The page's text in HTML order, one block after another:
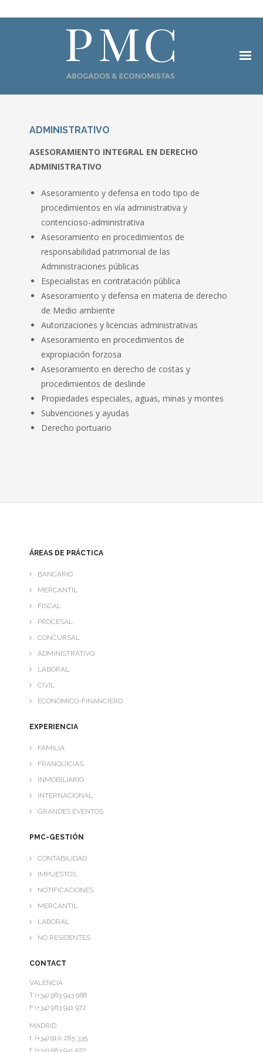
EQUIPO
- MERCANTIL
- FISCAL
- PROCESAL
- CONCURSAL
- ADMINISTRATIVO
- LABORAL
- CIVIL
- ECONÓMICO-FINANCIERO
EXPERIENCIA
- GRANDES EVENTOS
PMC-GESTIÓN
- IMPUESTOS
- NOTIFICACIONES
- LABORAL
- NO RESIDENTES
CONTACTO
TRABAJA CON NOSOTROS
ADMINISTRATIVO
ASESORAMIENTO INTEGRAL EN DERECHO
ADMINISTRATIVO
Asesoramiento y defensa en todo tipo de
procedimientos en vía administrativa y
contencioso-administrativa
Asesoramiento en procedimientos de
responsabilidad patrimonial de las
Administraciones públicas
Especialistas en contratación pública
Asesoramiento y defensa en materia de derecho
de Medio ambiente
Autorizaciones y licencias administrativas
Asesoramiento en procedimientos de
expropiación forzosa
Asesoramiento en derecho de costas y
procedimientos de deslinde
Propiedades especiales, aguas, minas y montes
Subvenciones y ayudas
Derecho portuario
ÁREAS DE PRÁCTICA
BANCARIO
MERCANTIL
FISCAL
PROCESAL
CONCURSAL
ADMINISTRATIVO
LABORAL
CIVIL
ECONÓMICO-FINANCIERO
EXPERIENCIA
FAMILIA
FRANQUICIAS
INMOBILIARIO
INTERNACIONAL
GRANDES EVENTOS
PMC-GESTIÓN
CONTABILIDAD
IMPUESTOS
NOTIFICACIONES
MERCANTIL
LABORAL
NO RESIDENTES
CONTACT
VALENCIA
T (+34) 963 943 968
F (+34) 963 941 972
MADRID
t. (+34) 910 285 335
f. (+34) 963 941 972